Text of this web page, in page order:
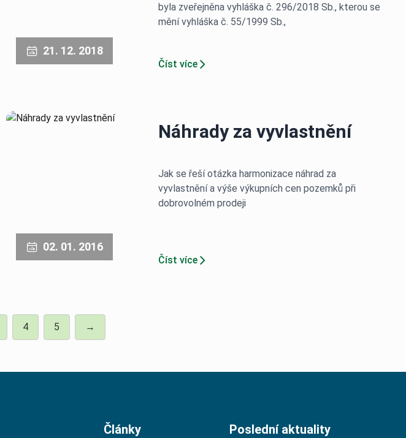
21. 12. 2018
byla zveřejněna vyhláška č. 296/2018 Sb., kterou se
mění vyhláška č. 55/1999 Sb.,
Číst více
02. 01. 2016
Náhrady za vyvlastnění
Jak se řeší otázka harmonizace náhrad za
vyvlastnění a výše výkupních cen pozemků při
dobrovolném prodeji
Číst více
4 5 →
Články Poslední aktuality